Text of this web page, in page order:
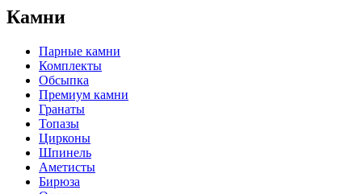
Камни
Парные камни
Комплекты
Обсыпка
Премиум камни
Гранаты
Топазы
Цирконы
Шпинель
Аметисты
Бирюза